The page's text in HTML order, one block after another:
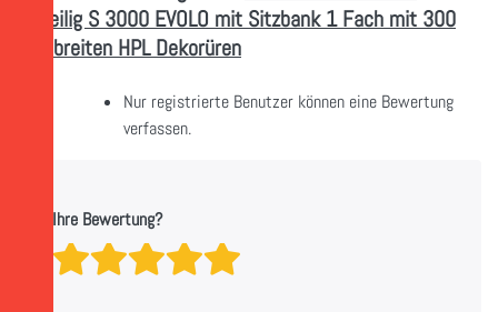
einteilig S 3000 EVOLO mit Sitzbank 1 Fach mit 300
mm breiten HPL Dekorüren
Nur registrierte Benutzer können eine Bewertung
verfassen.
Ihre Bewertung?
Bewertung: 4 von 5
Bewertung: 3 von 5
Bewertung: 2 von 5 Sternen.
Bewertung: 1 von 5 Sternen.